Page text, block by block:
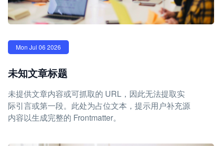
Mon Jul 06 2026
未知文章标题
未提供文章内容或可抓取的 URL，因此无法提取实
际引言或第一段。此处为占位文本，提示用户补充源
内容以生成完整的 Frontmatter。